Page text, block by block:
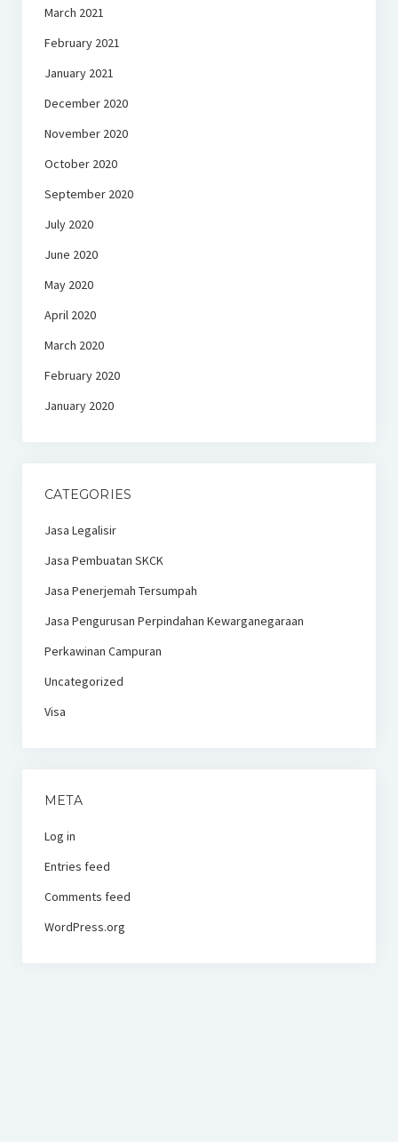
March 2021
February 2021
January 2021
December 2020
November 2020
October 2020
September 2020
July 2020
June 2020
May 2020
April 2020
March 2020
February 2020
January 2020
CATEGORIES
Jasa Legalisir
Jasa Pembuatan SKCK
Jasa Penerjemah Tersumpah
Jasa Pengurusan Perpindahan Kewarganegaraan
Perkawinan Campuran
Uncategorized
Visa
META
Log in
Entries feed
Comments feed
WordPress.org